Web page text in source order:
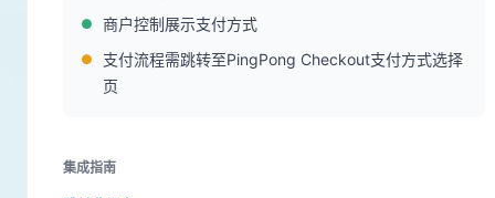
商户控制展示支付方式
支付流程需跳转至PingPong Checkout支付方式选择
页
集成指南